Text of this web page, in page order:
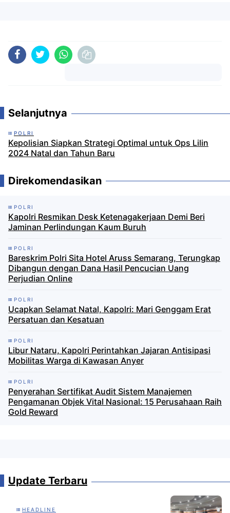
Selanjutnya
POLRI
Kepolisian Siapkan Strategi Optimal untuk Ops Lilin
2024 Natal dan Tahun Baru
Direkomendasikan
POLRI
Kapolri Resmikan Desk Ketenagakerjaan Demi Beri
Jaminan Perlindungan Kaum Buruh
POLRI
Bareskrim Polri Sita Hotel Aruss Semarang, Terungkap
Dibangun dengan Dana Hasil Pencucian Uang
Perjudian Online
POLRI
Ucapkan Selamat Natal, Kapolri: Mari Genggam Erat
Persatuan dan Kesatuan
POLRI
Libur Nataru, Kapolri Perintahkan Jajaran Antisipasi
Mobilitas Warga di Kawasan Anyer
POLRI
Penyerahan Sertifikat Audit Sistem Manajemen
Pengamanan Objek Vital Nasional: 15 Perusahaan Raih
Gold Reward
Update Terbaru
HEADLINE